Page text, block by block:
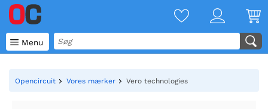
 Menu
Opencircuit Vores mærker Vero technologies